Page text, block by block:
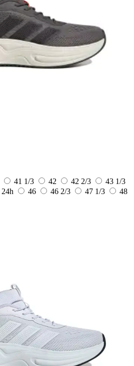
41 1/3 42 42 2/3
43 1/3
24h 46 46 2/3 47 1/3
48